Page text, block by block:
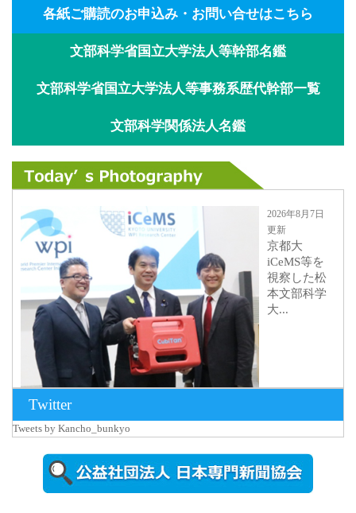
各紙ご購読のお申込み・お問い合せはこちら
文部科学省国立大学法人等幹部名鑑
文部科学省国立大学法人等事務系歴代幹部一覧
文部科学関係法人名鑑
2026年8月7日
更新
京都大
iCeMS等を
視察した松
本文部科学
大...
2026年8月5日
更新
農工大で大
Twitter
Tweets by Kancho_bunkyo